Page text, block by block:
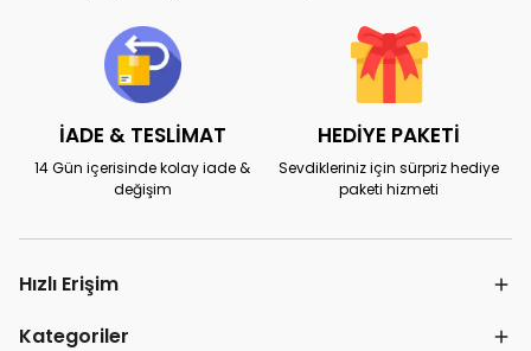
İADE & TESLİMAT
14 Gün içerisinde kolay iade &
değişim
HEDİYE PAKETİ
Sevdikleriniz için sürpriz hediye
paketi hizmeti
Hızlı Erişim
Kategoriler